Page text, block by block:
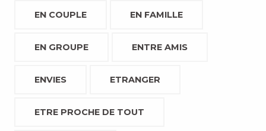
EN COUPLE EN FAMILLE
EN GROUPE ENTRE AMIS
ENVIES ETRANGER
ETRE PROCHE DE TOUT